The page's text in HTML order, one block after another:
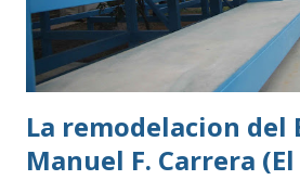
División de México Estudios: Quinto
via. luchosolares.blogspot.com
La remodelacion del
Manuel F. Carrera